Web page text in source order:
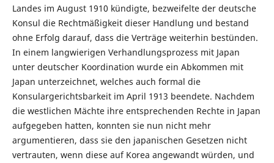
Landes im August 1910 kündigte, bezweifelte der deutsche
Konsul die Rechtmäßigkeit dieser Handlung und bestand
ohne Erfolg darauf, dass die Verträge weiterhin bestünden.
In einem langwierigen Verhandlungsprozess mit Japan
unter deutscher Koordination wurde ein Abkommen mit
Japan unterzeichnet, welches auch formal die
Konsulargerichtsbarkeit im April 1913 beendete. Nachdem
die westlichen Mächte ihre entsprechenden Rechte in Japan
aufgegeben hatten, konnten sie nun nicht mehr
argumentieren, dass sie den japanischen Gesetzen nicht
vertrauten, wenn diese auf Korea angewandt würden, und